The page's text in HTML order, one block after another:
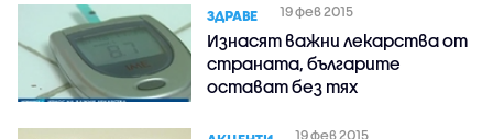
ЗДРАВЕ 19 фев 2015
Изнасят важни лекарства от
страната, българите
остават без тях
19 фев 2015